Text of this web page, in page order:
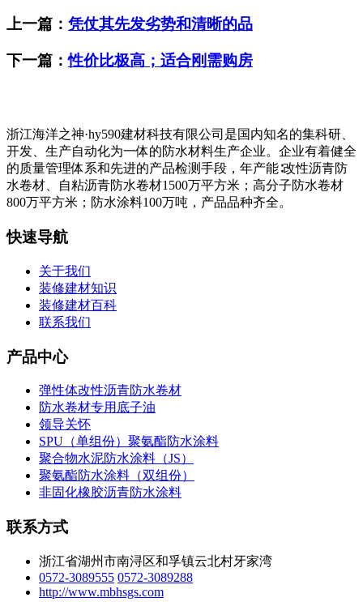
上一篇： 凭仗其先发劣势和清晰的品
下一篇：性价比极高；适合刚需购房
浙江海洋之神·hy590建材科技有限公司是国内知名的集科研、
开发、生产自动化为一体的防水材料生产企业。企业有着健全
的质量管理体系和先进的产品检测手段，年产能∶改性沥青防
水卷材、自粘沥青防水卷材1500万平方米；高分子防水卷材
800万平方米；防水涂料100万吨，产品品种齐全。
快速导航
关于我们
装修建材知识
装修建材百科
联系我们
产品中心
弹性体改性沥青防水卷材
防水卷材专用底子油
领导关怀
SPU（单组份）聚氨酯防水涂料
聚合物水泥防水涂料（JS）
聚氨酯防水涂料（双组份）
非固化橡胶沥青防水涂料
联系方式
浙江省湖州市南浔区和孚镇云北村牙家湾
0572-3089555 0572-3089288
http://www.mbhsgs.com